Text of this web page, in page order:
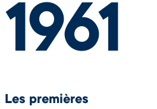
1961
Les premières